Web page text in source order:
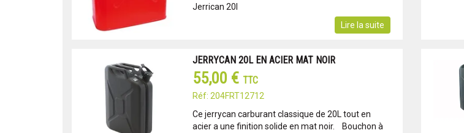
Jerrican 20l
Lire la suite
JERRYCAN 20L EN ACIER MAT NOIR
55,00 € TTC
Réf: 204FRT12712
Ce jerrycan carburant classique de 20L tout en
acier a une finition solide en mat noir. Bouchon à